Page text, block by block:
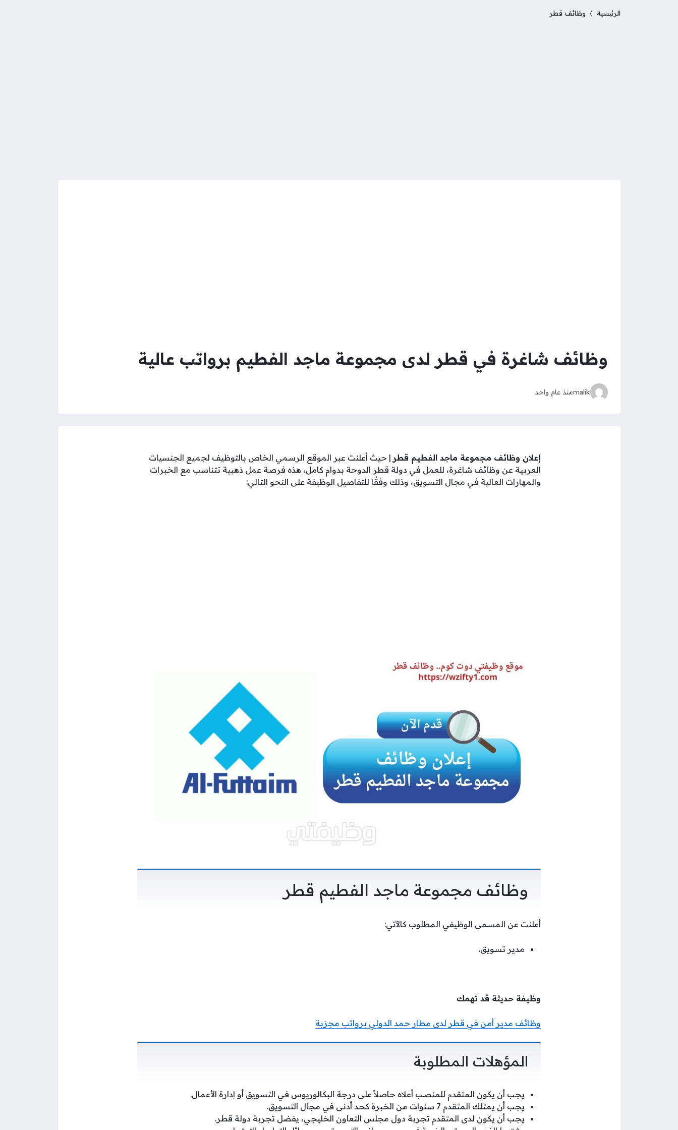
الرئيسية وظائف قطر
وظائف شاغرة في قطر لدى مجموعة ماجد الفطيم برواتب عالية
malikمنذ عام واحد
إعلان وظائف مجموعة ماجد الفطيم قطر | حيث أعلنت عبر الموقع الرسمي الخاص بالتوظيف لجميع الجنسيات
العربية عن وظائف شاغرة، للعمل في دولة قطر الدوحة بدوام كامل، هذه فرصة عمل ذهبية تتناسب مع الخبرات
والمهارات العالية في مجال التسويق، وذلك وفقًا للتفاصيل الوظيفة على النحو التالي:
وظائف مجموعة ماجد الفطيم قطر
أعلنت عن المسمى الوظيفي المطلوب كالآتي:
مدير تسويق.
وظيفة حديثة قد تهمك
وظائف مدير أمن في قطر لدى مطار حمد الدولي برواتب مجزبة
المؤهلات المطلوبة
يجب أن يكون المتقدم للمنصب أعلاه حاصلاً على درجة البكالوريوس في التسويق أو إدارة الأعمال.
يجب أن يمتلك المتقدم 7 سنوات من الخبرة كحد أدنى في مجال التسويق.
يجب أن يكون لدى المتقدم تجربة دول مجلس التعاون الخليجي، يفضل تجربة دولة قطر.